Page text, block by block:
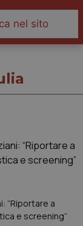
“Riportare a
e screening”